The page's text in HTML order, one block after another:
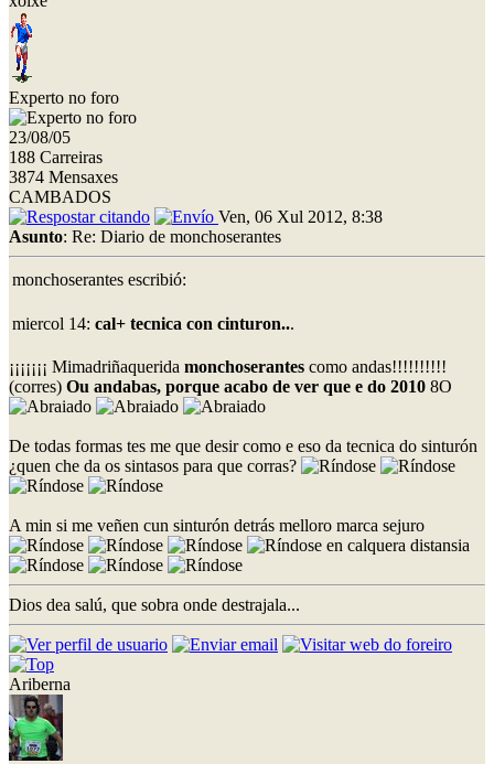
Experto no foro
23/08/05
188 Carreiras
3874 Mensaxes
CAMBADOS
Ven, 06 Xul 2012, 8:38
Asunto: Re: Diario de monchoserantes
monchoserantes escribió:
miercol 14: cal+ tecnica con cinturon...
¡¡¡¡¡¡¡ Mimadriñaquerida monchoserantes como andas!!!!!!!!!!
(corres) Ou andabas, porque acabo de ver que e do 2010 8O
De todas formas tes me que desir como e eso da tecnica do sinturón
¿quen che da os sintasos para que corras?
A min si me veñen cun sinturón detrás melloro marca sejuro
en calquera distansia
Dios dea salú, que sobra onde destrajala...
Ariberna